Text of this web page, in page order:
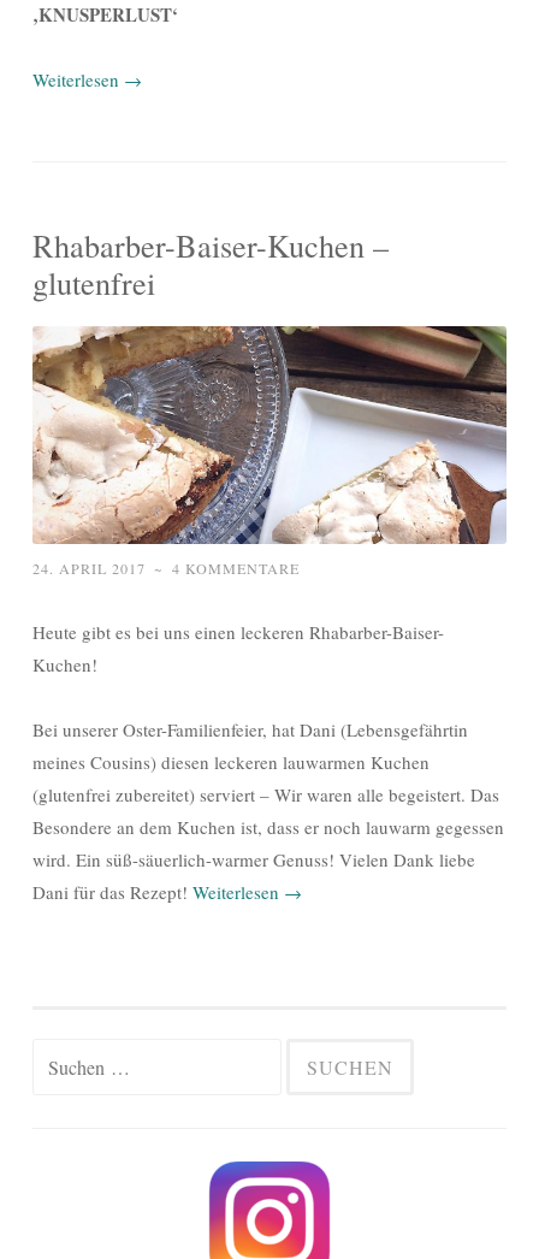
‚KNUSPERLUST‘
Weiterlesen →
Rhabarber-Baiser-Kuchen –
glutenfrei
24. APRIL 2017 ~ 4 KOMMENTARE
Heute gibt es bei uns einen leckeren Rhabarber-Baiser-
Kuchen!
Bei unserer Oster-Familienfeier, hat Dani (Lebensgefährtin
meines Cousins) diesen leckeren lauwarmen Kuchen
(glutenfrei zubereitet) serviert – Wir waren alle begeistert. Das
Besondere an dem Kuchen ist, dass er noch lauwarm gegessen
wird. Ein süß-säuerlich-warmer Genuss! Vielen Dank liebe
Dani für das Rezept! Weiterlesen →
Suchen